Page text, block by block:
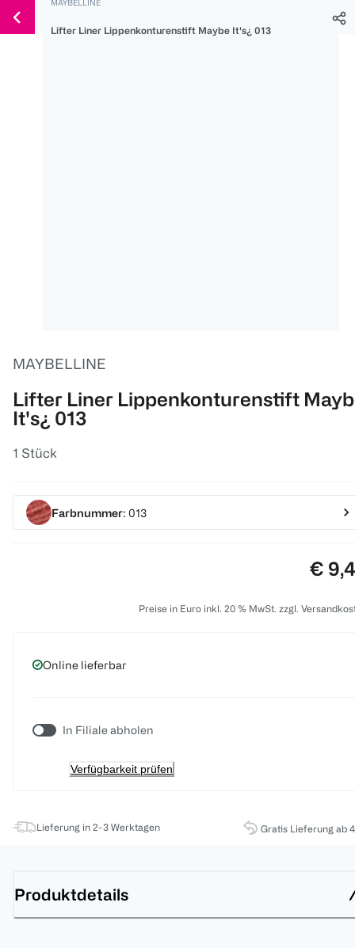
150 Ös
300 Ös
500 Ös
Weiter
zum
MAYBELLINE
Lifter Liner Lippenkonturenstift Maybe It's¿ 013
MAYBELLINE
Lifter Liner Lippenkonturenstift
It's¿ 013
1 Stück
Farbnummer: 013
€
Preise in Euro inkl. 20 % MwSt. zzgl.
Online lieferbar
In Filiale abholen
Verfügbarkeit prüfen
Lieferung in 2-3 Werktagen Gratis Lieferung ab
Produktdetails